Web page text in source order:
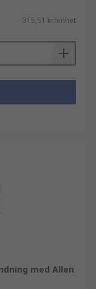
315,51 kr/enhet
med Allen